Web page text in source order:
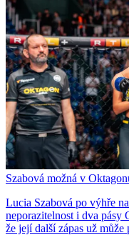
Szabová možná v
Lucia Szabová po výhře
neporazitelnost i dva
že její další zápas už